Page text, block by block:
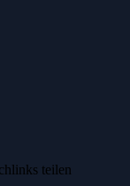
teilen